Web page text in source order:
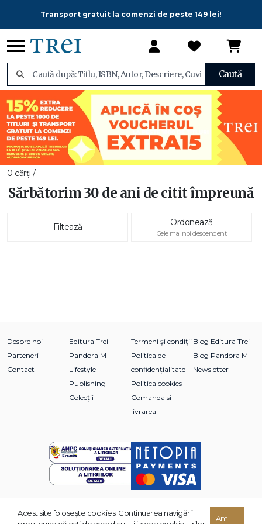
Transport gratuit la comenzi de peste 149 lei!
Caută
0 cărți /
Sărbătorim 30 de ani de citit împreună
Filtează Ordonează
Cele mai noi descendent
Despre noi
Parteneri
Contact
Editura Trei
Pandora M
Lifestyle
Publishing
Colecții
Termeni și condiții
Politica de
confidențialitate
Politica cookies
Comanda si
livrarea
Blog Editura Trei
Blog Pandora M
Newsletter
© 2026 Grupul Editorial TREI. Toate drepturile rezervate.
Acest site foloseşte cookies. Continuarea navigării
Am